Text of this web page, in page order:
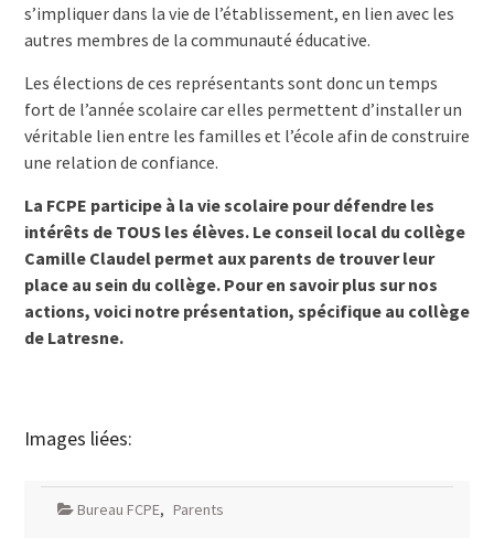
s’impliquer dans la vie de l’établissement, en lien avec les
autres membres de la communauté éducative.
Les élections de ces représentants sont donc un temps
fort de l’année scolaire car elles permettent d’installer un
véritable lien entre les familles et l’école afin de construire
une relation de confiance.
La FCPE participe à la vie scolaire pour défendre les
intérêts de TOUS les élèves. Le conseil local du collège
Camille Claudel permet aux parents de trouver leur
place au sein du collège. Pour en savoir plus sur nos
actions, voici notre présentation, spécifique au collège
de Latresne.
Images liées:
Bureau FCPE, Parents